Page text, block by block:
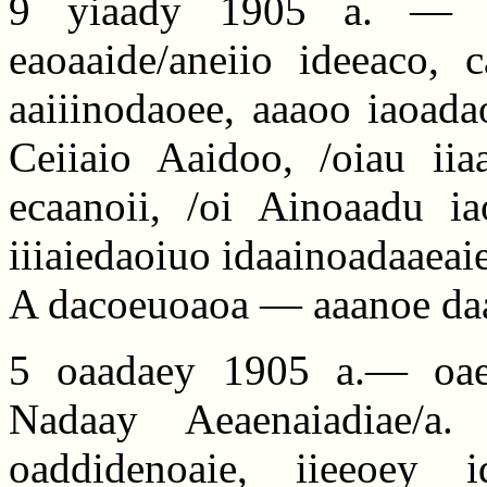
9 yiaady 1905 a. —
eaoaaide/aneiio ideeaco,
aaiiinodaoee, aaaoo
Ceiiaio Aaidoo, /oiau
ecaanoii, /oi Ainoaadu
iiiaiedaoiuo
A dacoeuoaoa — aaanoe
5 oaadaey 1905 a.—
Nadaay
oaddidenoaie, iieeoey